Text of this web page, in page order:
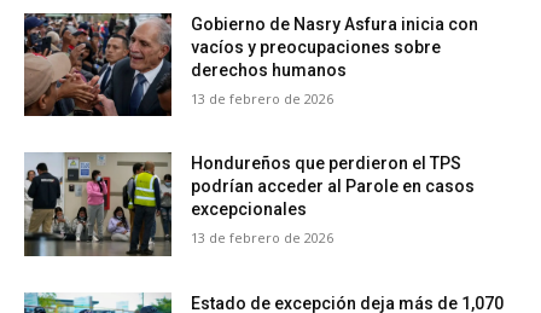
Gobierno de Nasry Asfura inicia con
vacíos y preocupaciones sobre
derechos humanos
13 de febrero de 2026
Hondureños que perdieron el TPS
podrían acceder al Parole en casos
excepcionales
13 de febrero de 2026
Estado de excepción deja más de 1,070